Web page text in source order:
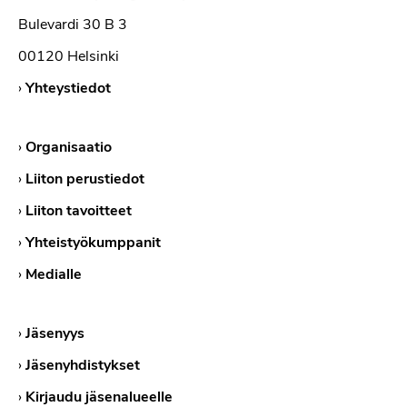
Onko dokumentaatiossa
kuvattu kattavasti erilaisia
sisäisen yhtenäisyyden
Ohjelmisto ja tekninen tuki:
Bulevardi 30 B 3
00120 Helsinki
›Yhteystiedot
›Organisaatio
› Liiton perustiedot
› Liiton tavoitteet
›Yhteistyökumppanit
› Medialle
›Jäsenyys
›Jäsenyhdistykset
› Kirjaudu jäsenalueelle